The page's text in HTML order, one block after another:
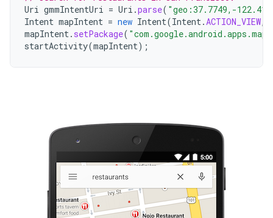
Uri gmmIntentUri = Uri .parse( "geo:37.7749,-
Intent mapIntent = new Intent(Intent.ACTION_VIEW,
mapIntent. setPackage(
startActivity(mapIntent);